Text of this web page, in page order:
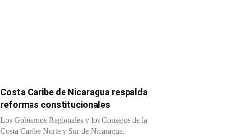
Costa Caribe de Nicaragua respalda
reformas constitucionales
Los Gobiernos Regionales y los Consejos de la
Costa Caribe Norte y Sur de Nicaragua,